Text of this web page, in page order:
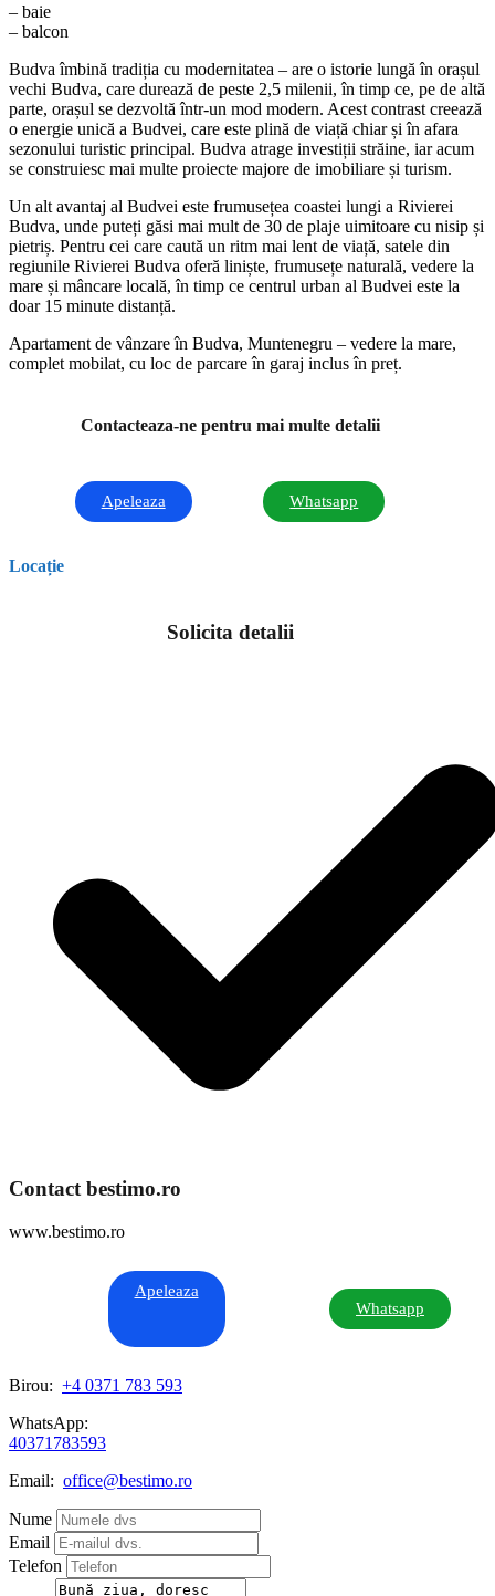
– baie
– balcon
Budva îmbină tradiția cu modernitatea – are o istorie lungă în orașul
vechi Budva, care durează de peste 2,5 milenii, în timp ce, pe de altă
parte, orașul se dezvoltă într-un mod modern. Acest contrast creează
o energie unică a Budvei, care este plină de viață chiar și în afara
sezonului turistic principal. Budva atrage investiții străine, iar acum
se construiesc mai multe proiecte majore de imobiliare și turism.
Un alt avantaj al Budvei este frumusețea coastei lungi a Rivierei
Budva, unde puteți găsi mai mult de 30 de plaje uimitoare cu nisip și
pietriș. Pentru cei care caută un ritm mai lent de viață, satele din
regiunile Rivierei Budva oferă liniște, frumusețe naturală, vedere la
mare și mâncare locală, în timp ce centrul urban al Budvei este la
doar 15 minute distanță.
Apartament de vânzare în Budva, Muntenegru – vedere la mare,
complet mobilat, cu loc de parcare în garaj inclus în preț.
Contacteaza-ne pentru mai multe detalii
Apeleaza Whatsapp
Locație
Solicita detalii
Contact bestimo.ro
www.bestimo.ro
Apeleaza
Whatsapp
Birou: +4 0371 783 593
WhatsApp:
40371783593
Email: office@bestimo.ro
Nume
Email
Telefon